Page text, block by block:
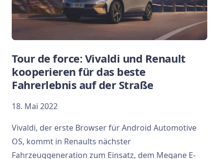
Tour de force: Vivaldi und Renault
kooperieren für das beste
Fahrerlebnis auf der Straße
18. Mai 2022
Vivaldi, der erste Browser für Android Automotive
OS, kommt in Renaults nächster
Fahrzeuggeneration zum Einsatz, dem Megane E-